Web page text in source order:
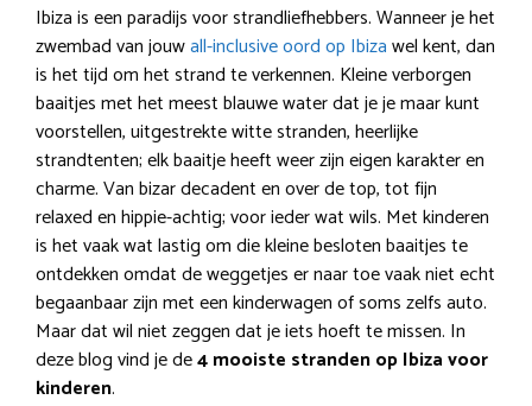
Ibiza is een paradijs voor strandliefhebbers. Wanneer je het
zwembad van jouwall-inclusive oord op Ibizawel kent, dan
is het tijd om het strand te verkennen. Kleine verborgen
baaitjes met het meest blauwe water dat je je maar kunt
voorstellen, uitgestrekte witte stranden, heerlijke
strandtenten; elk baaitje heeft weer zijn eigen karakter en
charme. Van bizar decadent en over de top, tot fijn
relaxed en hippie-achtig; voor ieder wat wils. Met kinderen
is het vaak wat lastig om die kleine besloten baaitjes te
ontdekken omdat de weggetjes er naar toe vaak niet echt
begaanbaar zijn met een kinderwagen of soms zelfs auto.
Maar dat wil niet zeggen dat je iets hoeft te missen. In
deze blog vind je de4 mooiste stranden op Ibiza voor
kinderen.